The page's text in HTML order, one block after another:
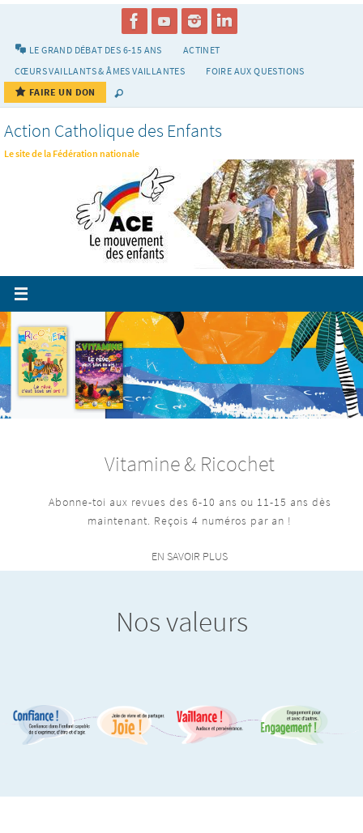
LE GRAND DÉBAT DES 6-15 ANS
ACTINET
CŒURS VAILLANTS & ÂMES VAILLANTES
FOIRE AUX QUESTIONS
FAIRE UN DON
Action Catholique des Enfants
Le site de la Fédération nationale
Vitamine & Ricochet
Abonne-toi aux revues des 6-10 ans ou 11-15 ans dès
maintenant. Reçois 4 numéros par an !
EN SAVOIR PLUS
Nos valeurs